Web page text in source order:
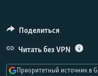
ПОДПИШИТЕСЬ НА
СОЦИАЛЬНЫЕ СЕТИ
Поделиться
Читать без VPN
Приоритетный источник в